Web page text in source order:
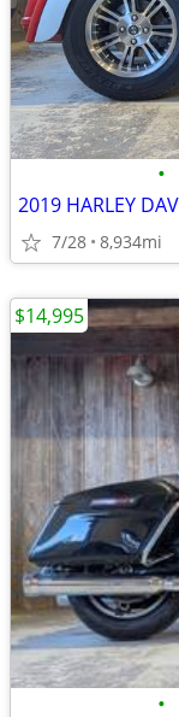
•
7/28 8,934mi
•
$14,995